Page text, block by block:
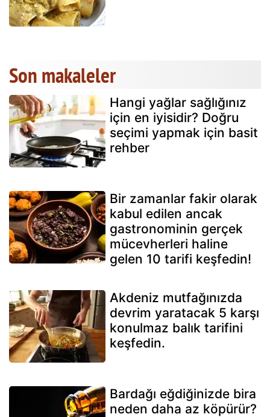
Son makaleler
Hangi yağlar sağlığınız
için en iyisidir? Doğru
seçimi yapmak için basit
rehber
Bir zamanlar fakir olarak
kabul edilen ancak
gastronominin gerçek
mücevherleri haline
gelen 10 tarifi keşfedin!
Akdeniz mutfağınızda
devrim yaratacak 5 karşı
konulmaz balık tarifini
keşfedin.
Bardağı eğdiğinizde bira
neden daha az köpürür?